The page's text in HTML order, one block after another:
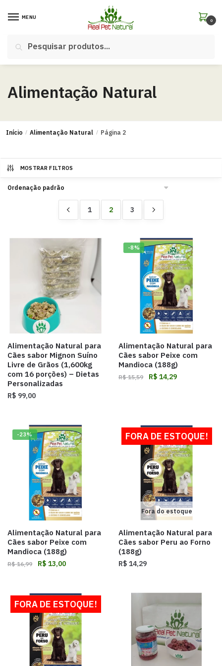
MENU
Pesquisar
0
Alimentação Natural
Início / Alimentação Natural / Página 2
MOSTRAR FILTROS
1 2 3
Alimentação Natural para
Cães sabor Mignon Suíno
Livre de Grãos (1,600kg
com 16 porções) – Dietas
Personalizadas
R$ 99,00
-8%
Alimentação Natural para
Cães sabor Peixe com
Mandioca (188g)
R$15,59 R$ 14,29
-23%
Alimentação Natural para
Cães sabor Peixe com
Mandioca (188g)
R$16,99 R$ 13,00
Fora do estoque
FORA DE ESTOQUE!
Alimentação Natural para
Cães sabor Peru ao Forno
(188g)
R$ 14,29
FORA DE ESTOQUE!